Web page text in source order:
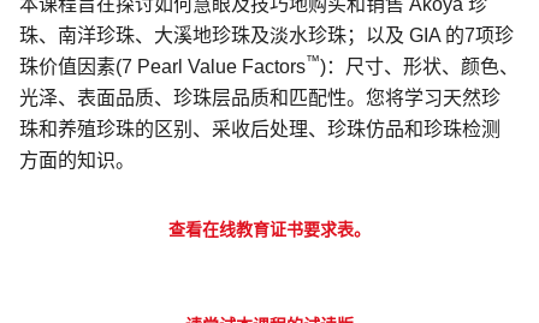
本课程旨在探讨如何慧眼及技巧地购买和销售 Akoya 珍
珠、南洋珍珠、大溪地珍珠及淡水珍珠；以及 GIA 的7项珍
珠价值因素(7 Pearl Value Factors™)：尺寸、形状、颜色、
光泽、表面品质、珍珠层品质和匹配性。您将学习天然珍
珠和养殖珍珠的区别、采收后处理、珍珠仿品和珍珠检测
方面的知识。
查看在线教育证书要求表。